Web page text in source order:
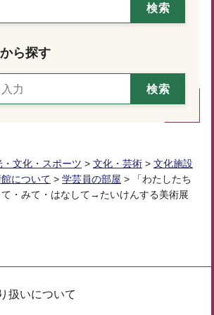
ら探す
・文化・スポーツ > 文化・芸術 > 文化施設
について > 学芸員の部屋 > 「わたしたち
・みて・はなして→たいけんする美術展
扱いについて